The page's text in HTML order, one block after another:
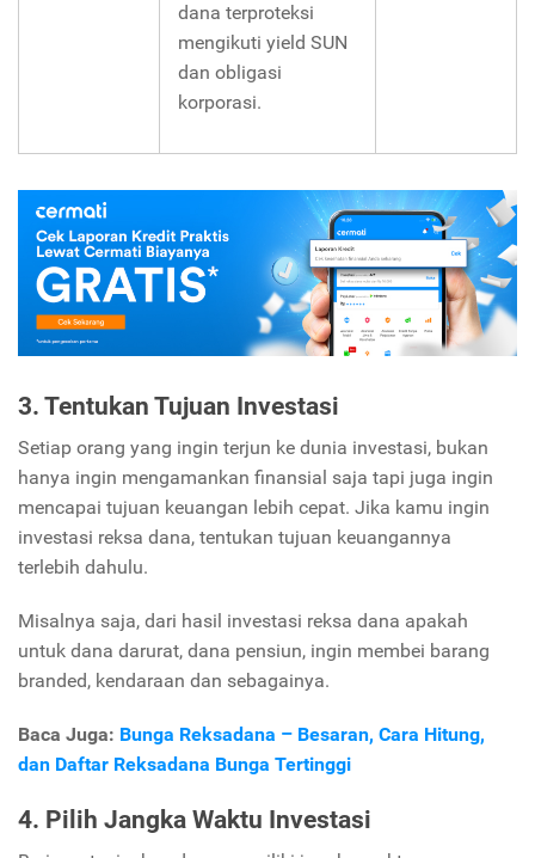
dana terproteksi
mengikuti yield SUN
dan obligasi
korporasi.
3. Tentukan Tujuan Investasi
Setiap orang yang ingin terjun ke dunia investasi, bukan
hanya ingin mengamankan finansial saja tapi juga ingin
mencapai tujuan keuangan lebih cepat. Jika kamu ingin
investasi reksa dana, tentukan tujuan keuangannya
terlebih dahulu.
Misalnya saja, dari hasil investasi reksa dana apakah
untuk dana darurat, dana pensiun, ingin membei barang
branded, kendaraan dan sebagainya.
Baca Juga: Bunga Reksadana – Besaran, Cara Hitung,
dan Daftar Reksadana Bunga Tertinggi
4. Pilih Jangka Waktu Investasi